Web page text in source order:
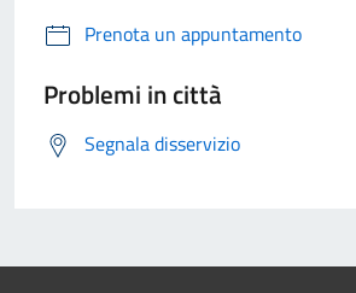
Prenota un appuntamento
Problemi in città
Segnala disservizio